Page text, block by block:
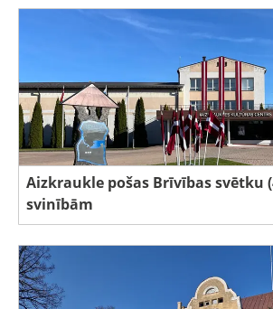
Aizkraukle pošas Brīvības svētku
svinībām